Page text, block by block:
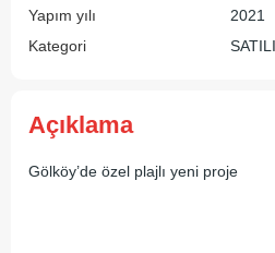
Yapım yılı
2021
Kategori
Açıklama
Gölköy’de özel plajlı yeni proje